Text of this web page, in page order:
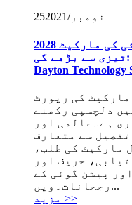
25
2021/نومبر
2028 تک، ڈسپوزایبل سرنج سوئی کی مارکیٹ
تیزی سے بڑھے گی: OASIS Medical Inc، Parker
Dayton Technology
کی رپورٹ
دلچسپی رکھنے
ہے۔عالمی اور
تفصیل سے متعارف
مارکیٹ کی طلب،
حریف اور
پیشن گوئی کے
رجحانات۔ویں...
مزید >>